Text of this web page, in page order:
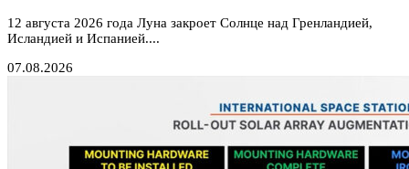
12 августа 2026 года Луна закроет Солнце над Гренландией,
Исландией и Испанией....
07.08.2026